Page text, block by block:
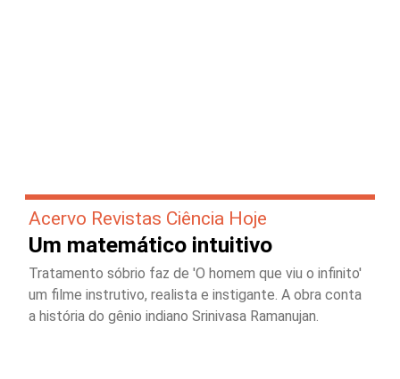
Acervo Revistas Ciência Hoje
Um matemático intuitivo
Tratamento sóbrio faz de 'O homem que viu o infinito'
um filme instrutivo, realista e instigante. A obra conta
a história do gênio indiano Srinivasa Ramanujan.